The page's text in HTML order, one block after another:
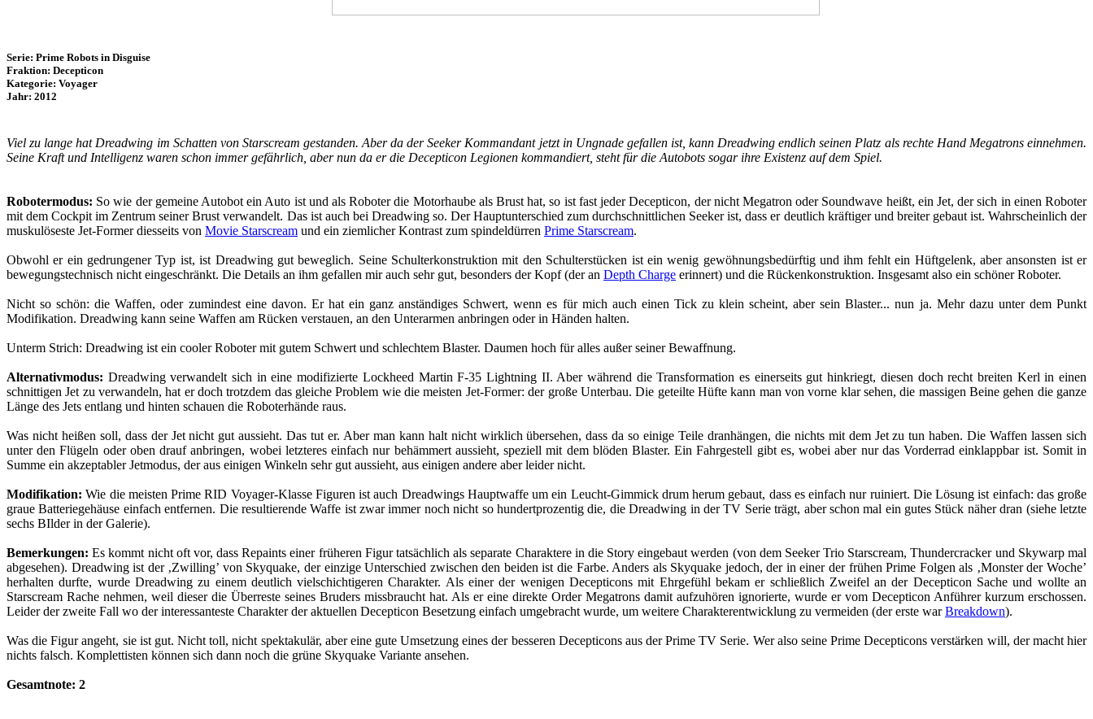
Serie: Prime Robots in Disguise
Fraktion: Decepticon
Kategorie: Voyager
Jahr: 2012
Viel zu lange hat Dreadwing im Schatten von Starscream gestanden. Aber da der Seeker Kommandant jetzt in Ungnade gefallen ist, kann Dreadwing endlich seinen Platz als rechte Hand Megatrons einnehmen.
Seine Kraft und Intelligenz waren schon immer gefährlich, aber nun da er die Decepticon Legionen kommandiert, steht für die Autobots sogar ihre Existenz auf dem Spiel.
Robotermodus: So wie der gemeine Autobot ein Auto ist und als Roboter die Motorhaube als Brust hat, so ist fast jeder Decepticon, der nicht Megatron oder Soundwave heißt, ein Jet, der sich in einen Roboter
mit dem Cockpit im Zentrum seiner Brust verwandelt. Das ist auch bei Dreadwing so. Der Hauptunterschied zum durchschnittlichen Seeker ist, dass er deutlich kräftiger und breiter gebaut ist. Wahrscheinlich der
muskulöseste Jet-Former diesseits von Movie Starscream und ein ziemlicher Kontrast zum spindeldürren Prime Starscream.
Obwohl er ein gedrungener Typ ist, ist Dreadwing gut beweglich. Seine Schulterkonstruktion mit den Schulterstücken ist ein wenig gewöhnungsbedürftig und ihm fehlt ein Hüftgelenk, aber ansonsten ist er
bewegungstechnisch nicht eingeschränkt. Die Details an ihm gefallen mir auch sehr gut, besonders der Kopf (der an Depth Charge erinnert) und die Rückenkonstruktion. Insgesamt also ein schöner Roboter.
Nicht so schön: die Waffen, oder zumindest eine davon. Er hat ein ganz anständiges Schwert, wenn es für mich auch einen Tick zu klein scheint, aber sein Blaster... nun ja. Mehr dazu unter dem Punkt
Modifikation. Dreadwing kann seine Waffen am Rücken verstauen, an den Unterarmen anbringen oder in Händen halten.
Unterm Strich: Dreadwing ist ein cooler Roboter mit gutem Schwert und schlechtem Blaster. Daumen hoch für alles außer seiner Bewaffnung.
Alternativmodus: Dreadwing verwandelt sich in eine modifizierte Lockheed Martin F-35 Lightning II. Aber während die Transformation es einerseits gut hinkriegt, diesen doch recht breiten Kerl in einen
schnittigen Jet zu verwandeln, hat er doch trotzdem das gleiche Problem wie die meisten Jet-Former: der große Unterbau. Die geteilte Hüfte kann man von vorne klar sehen, die massigen Beine gehen die ganze
Länge des Jets entlang und hinten schauen die Roboterhände raus.
Was nicht heißen soll, dass der Jet nicht gut aussieht. Das tut er. Aber man kann halt nicht wirklich übersehen, dass da so einige Teile dranhängen, die nichts mit dem Jet zu tun haben. Die Waffen lassen sich
unter den Flügeln oder oben drauf anbringen, wobei letzteres einfach nur behämmert aussieht, speziell mit dem blöden Blaster. Ein Fahrgestell gibt es, wobei aber nur das Vorderrad einklappbar ist. Somit in
Summe ein akzeptabler Jetmodus, der aus einigen Winkeln sehr gut aussieht, aus einigen andere aber leider nicht.
Modifikation: Wie die meisten Prime RID Voyager-Klasse Figuren ist auch Dreadwings Hauptwaffe um ein Leucht-Gimmick drum herum gebaut, dass es einfach nur ruiniert. Die Lösung ist einfach: das große
graue Batteriegehäuse einfach entfernen. Die resultierende Waffe ist zwar immer noch nicht so hundertprozentig die, die Dreadwing in der TV Serie trägt, aber schon mal ein gutes Stück näher dran (siehe letzte
sechs BIlder in der Galerie).
Bemerkungen: Es kommt nicht oft vor, dass Repaints einer früheren Figur tatsächlich als separate Charaktere in die Story eingebaut werden (von dem Seeker Trio Starscream, Thundercracker und Skywarp mal
abgesehen). Dreadwing ist der ‚Zwilling’ von Skyquake, der einzige Unterschied zwischen den beiden ist die Farbe. Anders als Skyquake jedoch, der in einer der frühen Prime Folgen als ‚Monster der Woche’
herhalten durfte, wurde Dreadwing zu einem deutlich vielschichtigeren Charakter. Als einer der wenigen Decepticons mit Ehrgefühl bekam er schließlich Zweifel an der Decepticon Sache und wollte an
Starscream Rache nehmen, weil dieser die Überreste seines Bruders missbraucht hat. Als er eine direkte Order Megatrons damit aufzuhören ignorierte, wurde er vom Decepticon Anführer kurzum erschossen.
Leider der zweite Fall wo der interessanteste Charakter der aktuellen Decepticon Besetzung einfach umgebracht wurde, um weitere Charakterentwicklung zu vermeiden (der erste warBreakdown).
Was die Figur angeht, sie ist gut. Nicht toll, nicht spektakulär, aber eine gute Umsetzung eines der besseren Decepticons aus der Prime TV Serie. Wer also seine Prime Decepticons verstärken will, der macht hier
nichts falsch. Komplettisten können sich dann noch die grüne Skyquake Variante ansehen.
Gesamtnote: 2